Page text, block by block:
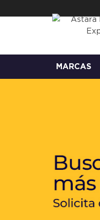
MARCAS